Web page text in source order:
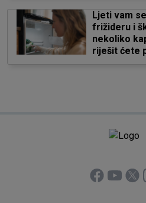
Ljeti vam
frižideru i
nekoliko
riješit ćete